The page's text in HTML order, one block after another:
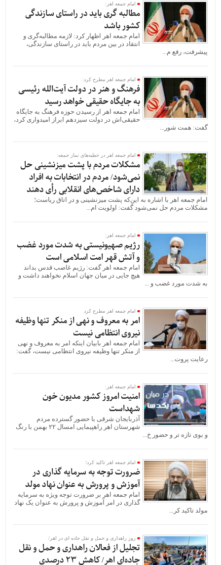
امام جمعه اهر:
مطالبه ‌گری باید در راستای سازندگی
کشور باشد
امام جمعه اهر اظهار کرد: لازمه مطالبه‌گری و
انتقاد در بین مردم باید در راستای سازندگی،
پیشرفت، رفع م...
امام جمعه اهر مطرح کرد:
فرهنگ و هنر در دولت آیت‌الله رئیسی
به جایگاه حقیقی خواهد رسید
امام جمعه اهر از رسیدن حوزه فرهنگ به جایگاه
حقیقی‌اش در دولت سیزدهم ابراز امیدواری کرد،
گفت: همت شور...
امام جمعه اهر در خطبه‌های نماز جمعه:
مشکلات مردم با پشت میزنشینی حل
نمی‌شود/ مردم در انتخابات به افراد
دارای شاخص‌های انقلابی رأی دهند
امام جمعه اهر با اشاره به این‌که پشت میزنشینی و در اتاق ریاست؛
مشکلات مردم حل نمی‌شود گفت: اولویت ام...
امام جمعه اهر:
رژیم صهیونیستی به شدت مورد غضب
و آتش قهر امت اسلامی است
امام جمعه اهر گفت: رژیم غاصب قدس بداند
هیچ جایی در میان جهان اسلام نخواهند داشت و
به شدت مورد غضب و ...
امام جمعه اهر مطرح کرد
امر به معروف و نهی از منکر تنها وظیفه
نیروی انتظامی نیست
امام جمعه اهر بابیان اینکه امر به معروف و نهی
از منکر تنها وظیفه نیروی انتظامی نیست، گفت:
رعایت پروت...
امام جمعه اهر:
امنیت امروز کشور مدیون خون
شهداست
آذربایجان شرقی با حضور گسترده مردم
شهرستان اهر راهپیمایی امسال ۲۲ بهمن با رنگ
و بوی تازه تر و حضور خ...
امام جمعه اهر تاکید کرد؛
ضرورت توجه به سرمایه گذاری در
آموزش و پرورش به عنوان نهاد مولد
امام جمعه اهر بر ضرورت توجه ویژه به سرمایه
گذاری در امر آموزش و پرورش به عنوان یک نهاد
مولد تاکید کر...
روز راهداری و حمل و نقل جاده ای در اهر/
تجلیل از فعالان راهداری و حمل و نقل
جاده‌ای اهر/ کاهش 23 درصدی